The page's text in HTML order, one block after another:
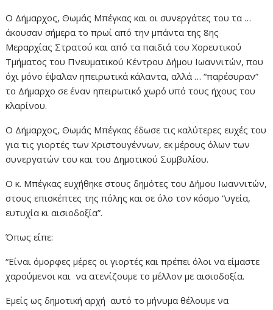
Ο Δήμαρχος, Θωμάς Μπέγκας και οι συνεργάτες του τα …
άκουσαν σήμερα το πρωί από την μπάντα της 8ης
Μεραρχίας Στρατού και από τα παιδιά του Χορευτικού
Τμήματος του Πνευματικού Κέντρου Δήμου Ιωαννιτών, που
όχι μόνο έψαλαν ηπειρωτικά κάλαντα, αλλά … “παρέσυραν”
το Δήμαρχο σε έναν ηπειρωτικό χωρό υπό τους ήχους του
κλαρίνου.
Ο Δήμαρχος, Θωμάς Μπέγκας έδωσε τις καλύτερες ευχές του
για τις γιορτές των Χριστουγέννων, εκ μέρους όλων των
συνεργατών του και του Δημοτικού Συμβυλίου.
Ο κ. Μπέγκας ευχήθηκε στους δημότες του Δήμου Ιωαννιτών,
στους επισκέπτες της πόλης και σε όλο τον κόσμο “υγεία,
ευτυχία κι αισιοδοξία”.
Όπως είπε:
“Είναι όμορφες μέρες οι γιορτές και πρέπει όλοι να είμαστε
χαρούμενοι και να ατενίζουμε το μέλλον με αισιοδοξία.
Εμείς ως δημοτική αρχή αυτό το μήνυμα θέλουμε να